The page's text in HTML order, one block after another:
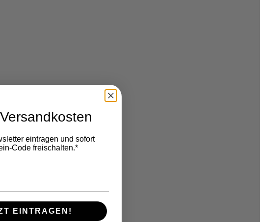
eintragen und sofort
Code freischalten.*
EINTRAGEN!